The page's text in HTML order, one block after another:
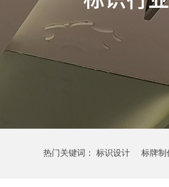
热门关键词： 标识设计 标牌制